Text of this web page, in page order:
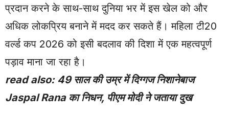
प्रदान करने के साथ-साथ दुनिया भर में इस खेल को और
अधिक लोकप्रिय बनाने में मदद कर सकते हैं। महिला टी20
वर्ल्ड कप 2026 को इसी बदलाव की दिशा में एक महत्वपूर्ण
पड़ाव माना जा रहा है।
read also: 49 साल की उम्र में दिग्गज निशानेबाज
Jaspal Rana का निधन, पीएम मोदी ने जताया दुख